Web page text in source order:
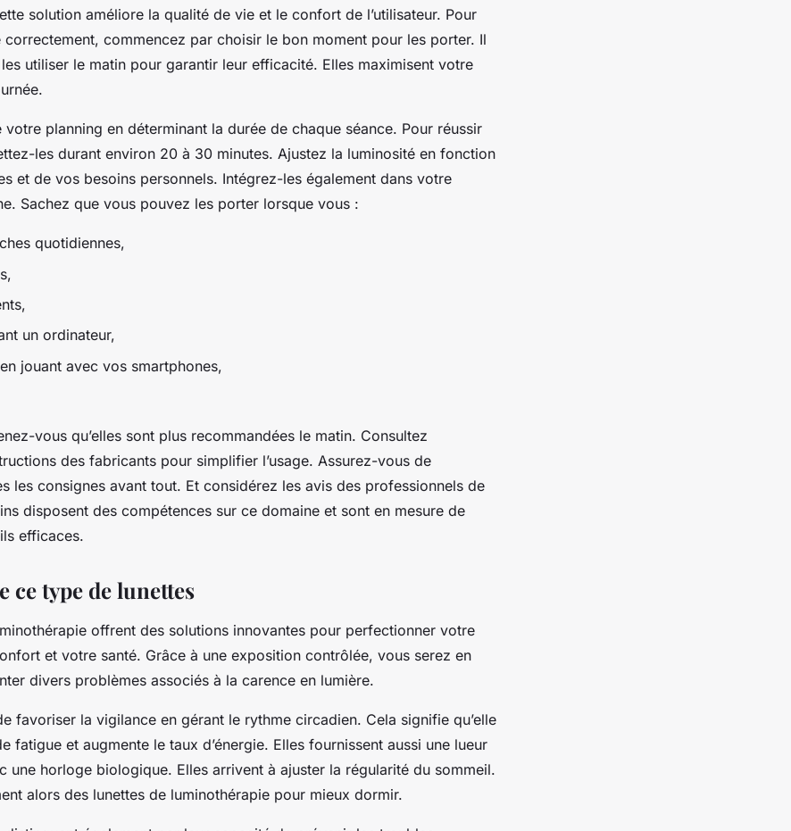
solution améliore la qualité de vie et le confort de l’utilisateur. Pour
correctement, commencez par choisir le bon moment pour les porter. Il
utiliser le matin pour garantir leur efficacité. Elles maximisent votre
votre planning en déterminant la durée de chaque séance. Pour réussir
les durant environ 20 à 30 minutes. Ajustez la luminosité en fonction
et de vos besoins personnels. Intégrez-les également dans votre
Sachez que vous pouvez les porter lorsque vous :
quotidiennes,
un ordinateur,
jouant avec vos smartphones,
vous qu’elles sont plus recommandées le matin. Consultez
des fabricants pour simplifier l’usage. Assurez-vous de
les consignes avant tout. Et considérez les avis des professionnels de
disposent des compétences sur ce domaine et sont en mesure de
efficaces.
ce type de lunettes
offrent des solutions innovantes pour perfectionner votre
et votre santé. Grâce à une exposition contrôlée, vous serez en
divers problèmes associés à la carence en lumière.
favoriser la vigilance en gérant le rythme circadien. Cela signifie qu’elle
fatigue et augmente le taux d’énergie. Elles fournissent aussi une lueur
une horloge biologique. Elles arrivent à ajuster la régularité du sommeil.
alors des lunettes de luminothérapie pour mieux dormir.